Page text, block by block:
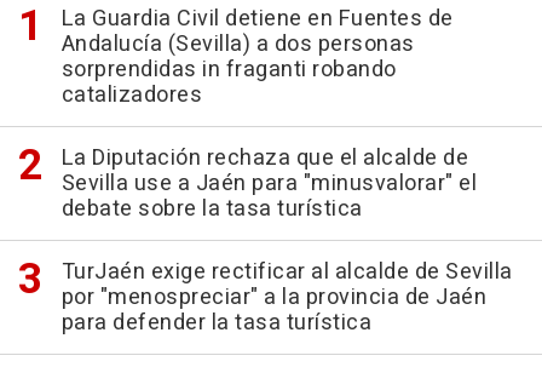
La Guardia Civil detiene en Fuentes de
Andalucía (Sevilla) a dos personas
sorprendidas in fraganti robando
catalizadores
La Diputación rechaza que el alcalde de
Sevilla use a Jaén para "minusvalorar" el
debate sobre la tasa turística
TurJaén exige rectificar al alcalde de Sevilla
por "menospreciar" a la provincia de Jaén
para defender la tasa turística